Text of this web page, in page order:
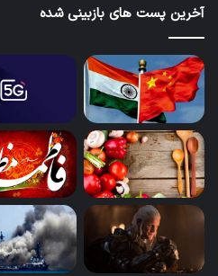
آخرین پست های بازبینی شده